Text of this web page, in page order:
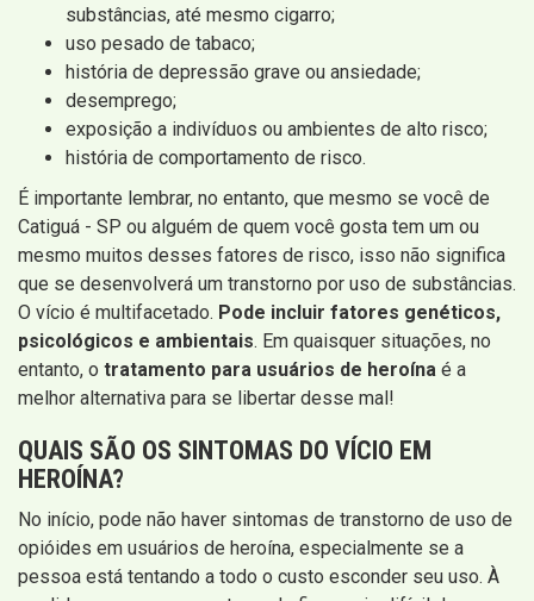
substâncias, até mesmo cigarro;
uso pesado de tabaco;
história de depressão grave ou ansiedade;
desemprego;
exposição a indivíduos ou ambientes de alto risco;
história de comportamento de risco.
É importante lembrar, no entanto, que mesmo se você de
Catiguá - SP ou alguém de quem você gosta tem um ou
mesmo muitos desses fatores de risco, isso não significa
que se desenvolverá um transtorno por uso de substâncias.
O vício é multifacetado. Pode incluir fatores genéticos,
psicológicos e ambientais. Em quaisquer situações, no
entanto, o tratamento para usuários de heroína é a
melhor alternativa para se libertar desse mal!
QUAIS SÃO OS SINTOMAS DO VÍCIO EM
HEROÍNA?
No início, pode não haver sintomas de transtorno de uso de
opióides em usuários de heroína, especialmente se a
pessoa está tentando a todo o custo esconder seu uso. À